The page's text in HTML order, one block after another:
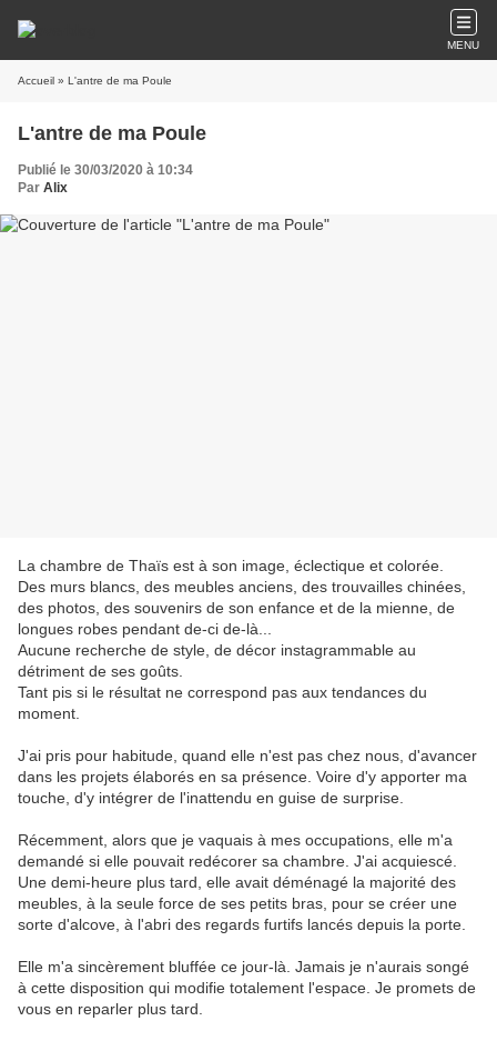
MENU
Accueil » L'antre de ma Poule
L'antre de ma Poule
Publié le 30/03/2020 à 10:34
Par Alix
La chambre de Thaïs est à son image, éclectique et colorée.
Des murs blancs, des meubles anciens, des trouvailles chinées,
des photos, des souvenirs de son enfance et de la mienne, de
longues robes pendant de-ci de-là...
Aucune recherche de style, de décor instagrammable au
détriment de ses goûts.
Tant pis si le résultat ne correspond pas aux tendances du
moment.
J'ai pris pour habitude, quand elle n'est pas chez nous, d'avancer
dans les projets élaborés en sa présence. Voire d'y apporter ma
touche, d'y intégrer de l'inattendu en guise de surprise.
Récemment, alors que je vaquais à mes occupations, elle m'a
demandé si elle pouvait redécorer sa chambre. J'ai acquiescé.
Une demi-heure plus tard, elle avait déménagé la majorité des
meubles, à la seule force de ses petits bras, pour se créer une
sorte d'alcove, à l'abri des regards furtifs lancés depuis la porte.
Elle m'a sincèrement bluffée ce jour-là. Jamais je n'aurais songé
à cette disposition qui modifie totalement l'espace. Je promets de
vous en reparler plus tard.